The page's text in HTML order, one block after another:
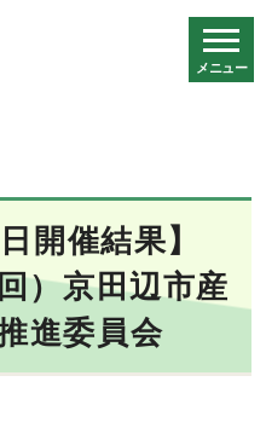
メニュー
開催結果】
）京田辺市産
進委員会